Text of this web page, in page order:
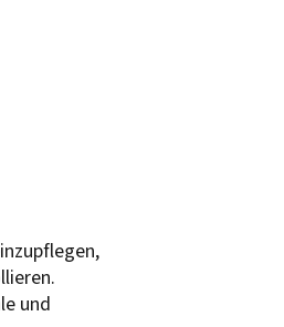
und